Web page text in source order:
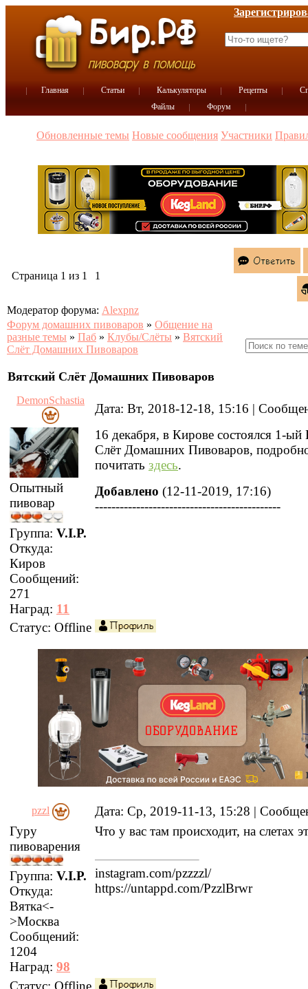
Главная Статьи Калькуляторы Рецепты
Файлы
Форум
Обновленные темы Новые сообщения Участники
Страница 1 из 1 1
Модератор форума: Alexpnz
Форум домашних пивоваров » Общение на
разные темы » Паб » Клубы/Слёты » Вятский
Слёт Домашних Пивоваров
Вятский Слёт Домашних Пивоваров
DemonSchastia
Дата: Вт, 2018-12-18, 15:16 |
Опытный
пивовар
Группа: V.I.P.
Откуда:
Киров
Сообщений:
271
Наград: 11
16 декабря, в Кирове состоялся 1-ый
Слёт Домашних Пивоваров,
почитать здесь.
Добавлено (12-11-2019, 17:16)
---------------------------------------------
Статус: Offline
pzzl
Дата: Ср, 2019-11-13, 15:28 |
Гуру
пивоварения
Группа: V.I.P.
Откуда:
Вятка<-
>Москва
Сообщений:
1204
Наград: 98
Что у вас там происходит, на слетах
instagram.com/pzzzzl/
https://untappd.com/PzzlBrwr
Статус: Offline